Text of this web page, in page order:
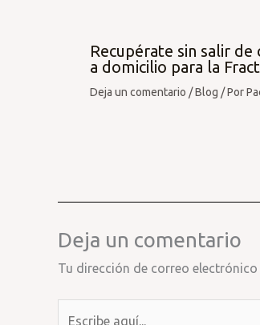
Recupérate sin salir de
a domicilio para la
Deja un comentario /Blog / Por
Deja un comentario
Tu dirección de correo